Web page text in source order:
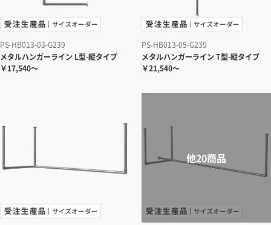
PS-HB013-03-G239
メタルハンガーライン L型-縦タイプ
￥17,540～
PS-HB013-05-G239
メタルハンガーライン T型-縦タイプ
￥21,540～